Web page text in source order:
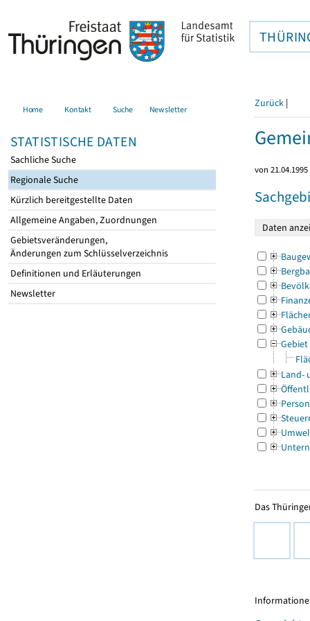
Home Kontakt Suche Newsletter
STATISTISCHE DATEN
Sachliche Suche
Regionale Suche
Kürzlich bereitgestellte Daten
Allgemeine Angaben, Zuordnungen
Gebietsveränderungen,
Änderungen zum Schlüsselverzeichnis
Definitionen und Erläuterungen
Newsletter
Zurück |
von
Gebiet
Land-
Das